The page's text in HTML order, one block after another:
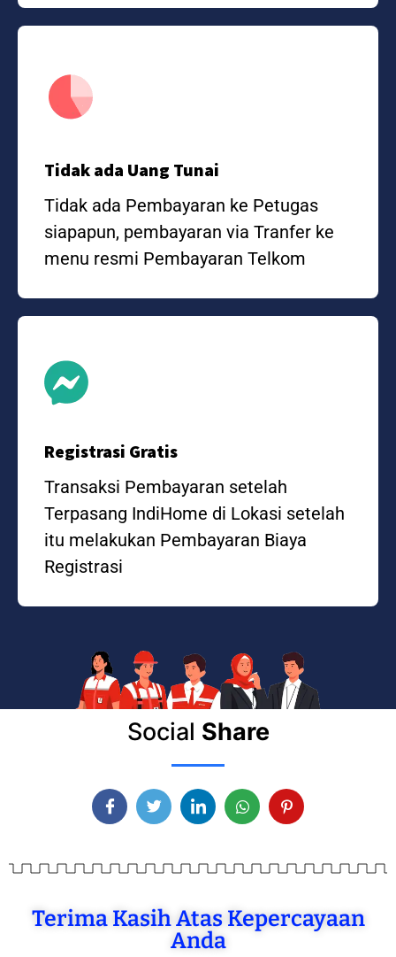
Tidak ada Uang Tunai
Tidak ada Pembayaran ke Petugas
siapapun, pembayaran via Tranfer ke
menu resmi Pembayaran Telkom
Registrasi Gratis
Transaksi Pembayaran setelah
Terpasang IndiHome di Lokasi setelah
itu melakukan Pembayaran Biaya
Registrasi
Social Share
Terima Kasih Atas Kepercayaan
Anda